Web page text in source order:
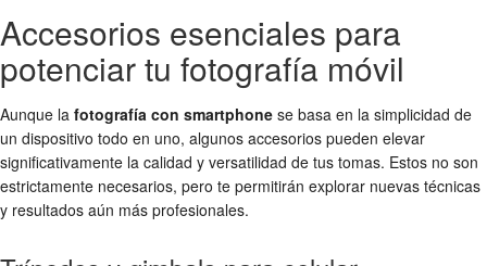
Accesorios esenciales para
potenciar tu fotografía móvil
Aunque la fotografía con smartphone se basa en la simplicidad de
un dispositivo todo en uno, algunos accesorios pueden elevar
significativamente la calidad y versatilidad de tus tomas. Estos no son
estrictamente necesarios, pero te permitirán explorar nuevas técnicas
y resultados aún más profesionales.